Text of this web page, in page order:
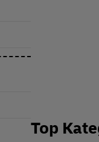
Top